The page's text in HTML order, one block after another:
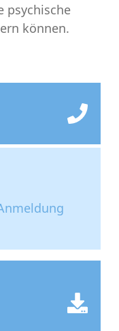
psychische
können.